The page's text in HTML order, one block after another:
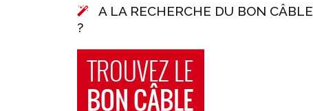
A LA RECHERCHE DU BON CÂBLE
?